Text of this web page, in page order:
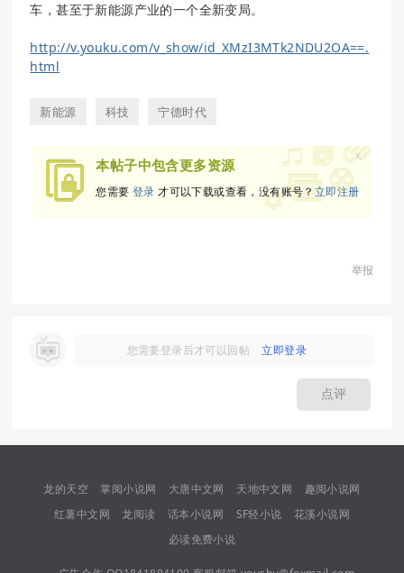
车，甚至于新能源产业的一个全新变局。
http://v.youku.com/v_show/id_XMzI3MTk2NDU2OA==.
html
新能源 科技 宁德时代
本帖子中包含更多资源
您需要登录 才可以下载或查看，没有账号？立即注册
x
举报
您需要登录后才可以回帖 立即登录
点评
龙的天空 掌阅小说网 大唐中文网 天地中文网
趣阅小说网
红薯中文网
龙阅读 话本小说网 SF轻小说
花溪小说网
必读免费小说